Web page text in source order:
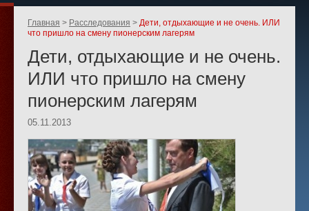
«ЭКО-КУБАНЬ»
Родительские
страницы:
Главная Расследования
Дети, отдыхающие и не очень. ИЛИ
что пришло на смену пионерским лагерям
Дети, отдыхающие и не очень.
ИЛИ что пришло на смену
пионерским лагерям
05.11.2013